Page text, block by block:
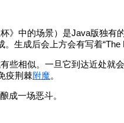
》中的场景）是Java版独
。生成后会上方会有写着“The
些相似。一旦它到达近处就
疫荆棘附魔。
成一场恶斗。